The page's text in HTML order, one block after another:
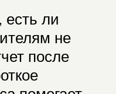
есть ли
не
после